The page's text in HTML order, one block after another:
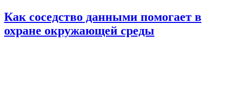
Как соседство данными помогает в
охране окружающей среды